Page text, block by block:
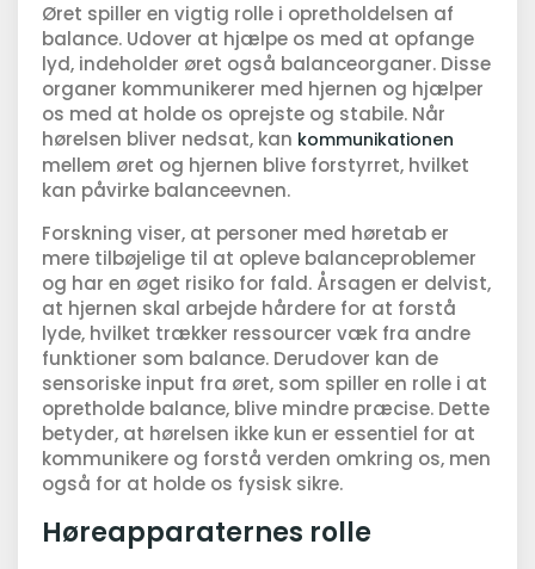
Øret spiller en vigtig rolle i opretholdelsen af
balance. Udover at hjælpe os med at opfange
lyd, indeholder øret også balanceorganer. Disse
organer kommunikerer med hjernen og hjælper
os med at holde os oprejste og stabile. Når
hørelsen bliver nedsat, kan kommunikationen
mellem øret og hjernen blive forstyrret, hvilket
kan påvirke balanceevnen.
Forskning viser, at personer med høretab er
mere tilbøjelige til at opleve balanceproblemer
og har en øget risiko for fald. Årsagen er delvist,
at hjernen skal arbejde hårdere for at forstå
lyde, hvilket trækker ressourcer væk fra andre
funktioner som balance. Derudover kan de
sensoriske input fra øret, som spiller en rolle i at
opretholde balance, blive mindre præcise. Dette
betyder, at hørelsen ikke kun er essentiel for at
kommunikere og forstå verden omkring os, men
også for at holde os fysisk sikre.
Høreapparaternes rolle